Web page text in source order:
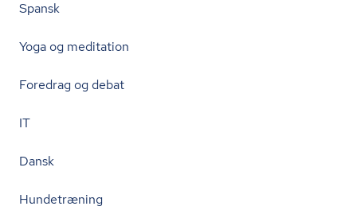
Spansk
Yoga og meditation
Foredrag og debat
IT
Dansk
Hundetræning